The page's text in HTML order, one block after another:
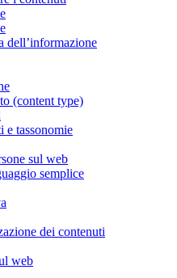
dell’informazione
(content type)
e tassonomie
sul web
semplice
dei contenuti
web